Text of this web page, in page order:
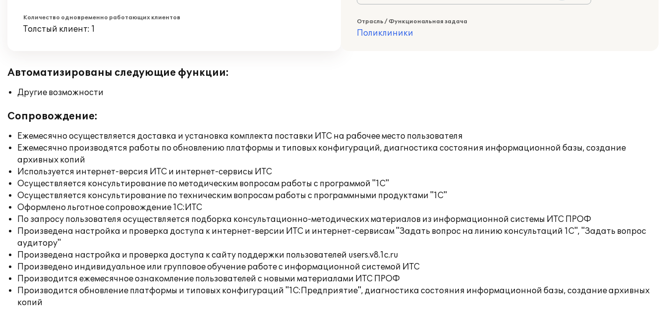
Количество одновременно работающих клиентов
Толстый клиент: 1
Отрасль / Функциональная задача
Поликлиники
Автоматизированы следующие функции:
Другие возможности
Сопровождение:
Ежемесячно осуществляется доставка и установка комплекта поставки ИТС на рабочее место пользователя
Ежемесячно производятся работы по обновлению платформы и типовых конфигураций, диагностика состояния информационной базы, создание
архивных копий
Используется интернет-версия ИТС и интернет-сервисы ИТС
Осуществляется консультирование по методическим вопросам работы с программой "1С"
Осуществляется консультирование по техническим вопросам работы с программными продуктами "1С"
Оформлено льготное сопровождение 1С:ИТС
По запросу пользователя осуществляется подборка консультационно-методических материалов из информационной системы ИТС ПРОФ
Произведена настройка и проверка доступа к интернет-версии ИТС и интернет-сервисам "Задать вопрос на линию консультаций 1С", "Задать вопрос
аудитору"
Произведена настройка и проверка доступа к сайту поддержки пользователей users.v8.1c.ru
Произведено индивидуальное или групповое обучение работе с информационной системой ИТС
Производится ежемесячное ознакомление пользователей с новыми материалами ИТС ПРОФ
Производится обновление платформы и типовых конфигураций "1С:Предприятие", диагностика состояния информационной базы, создание архивных
копий